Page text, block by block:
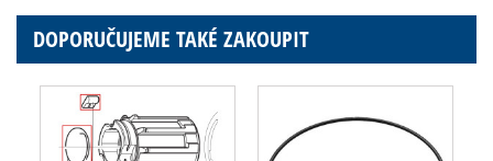
DOPORUČUJEME TAKÉ ZAKOUPIT